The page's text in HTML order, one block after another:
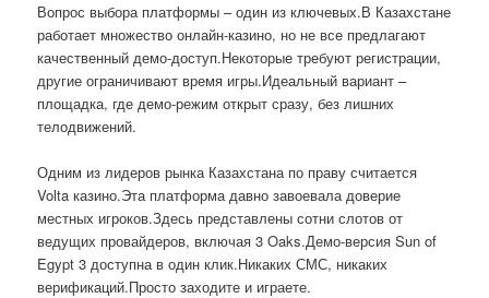
Вопрос выбора платформы – один из ключевых.В Казахстане
работает множество онлайн-казино, но не все предлагают
качественный демо-доступ.Некоторые требуют регистрации,
другие ограничивают время игры.Идеальный вариант –
площадка, где демо-режим открыт сразу, без лишних
телодвижений.
Одним из лидеров рынка Казахстана по праву считается
Volta казино.Эта платформа давно завоевала доверие
местных игроков.Здесь представлены сотни слотов от
ведущих провайдеров, включая 3 Oaks.Демо-версия Sun of
Egypt 3 доступна в один клик.Никаких СМС, никаких
верификаций.Просто заходите и играете.